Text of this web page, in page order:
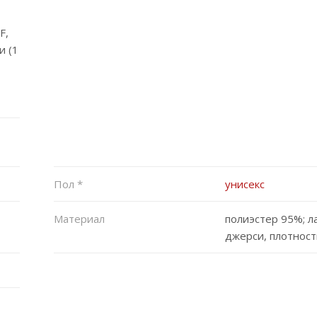
(1
Пол * унисекс
Материал
полиэстер 95%;
джерси,